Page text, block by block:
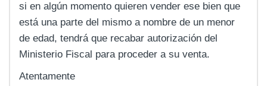
si en algún momento quieren vender ese bien que
está una parte del mismo a nombre de un menor
de edad, tendrá que recabar autorización del
Ministerio Fiscal para proceder a su venta.
Atentamente